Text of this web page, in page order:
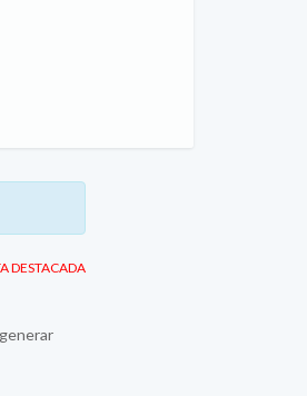
DESTACADA